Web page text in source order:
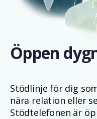
Öppen
Stödlinje för dig
nära relation eller
Stödtelefonen är